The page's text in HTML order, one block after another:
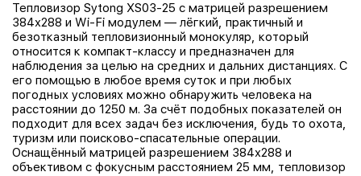
Тепловизор Sytong XS03-25 с матрицей разрешением
384x288 и Wi-Fi модулем — лёгкий, практичный и
безотказный тепловизионный монокуляр, который
относится к компакт-классу и предназначен для
наблюдения за целью на средних и дальних дистанциях. С
его помощью в любое время суток и при любых
погодных условиях можно обнаружить человека на
расстоянии до 1250 м. За счёт подобных показателей он
подходит для всех задач без исключения, будь то охота,
туризм или поисково-спасательные операции.
Оснащённый матрицей разрешением 384x288 и
объективом с фокусным расстоянием 25 мм, тепловизор